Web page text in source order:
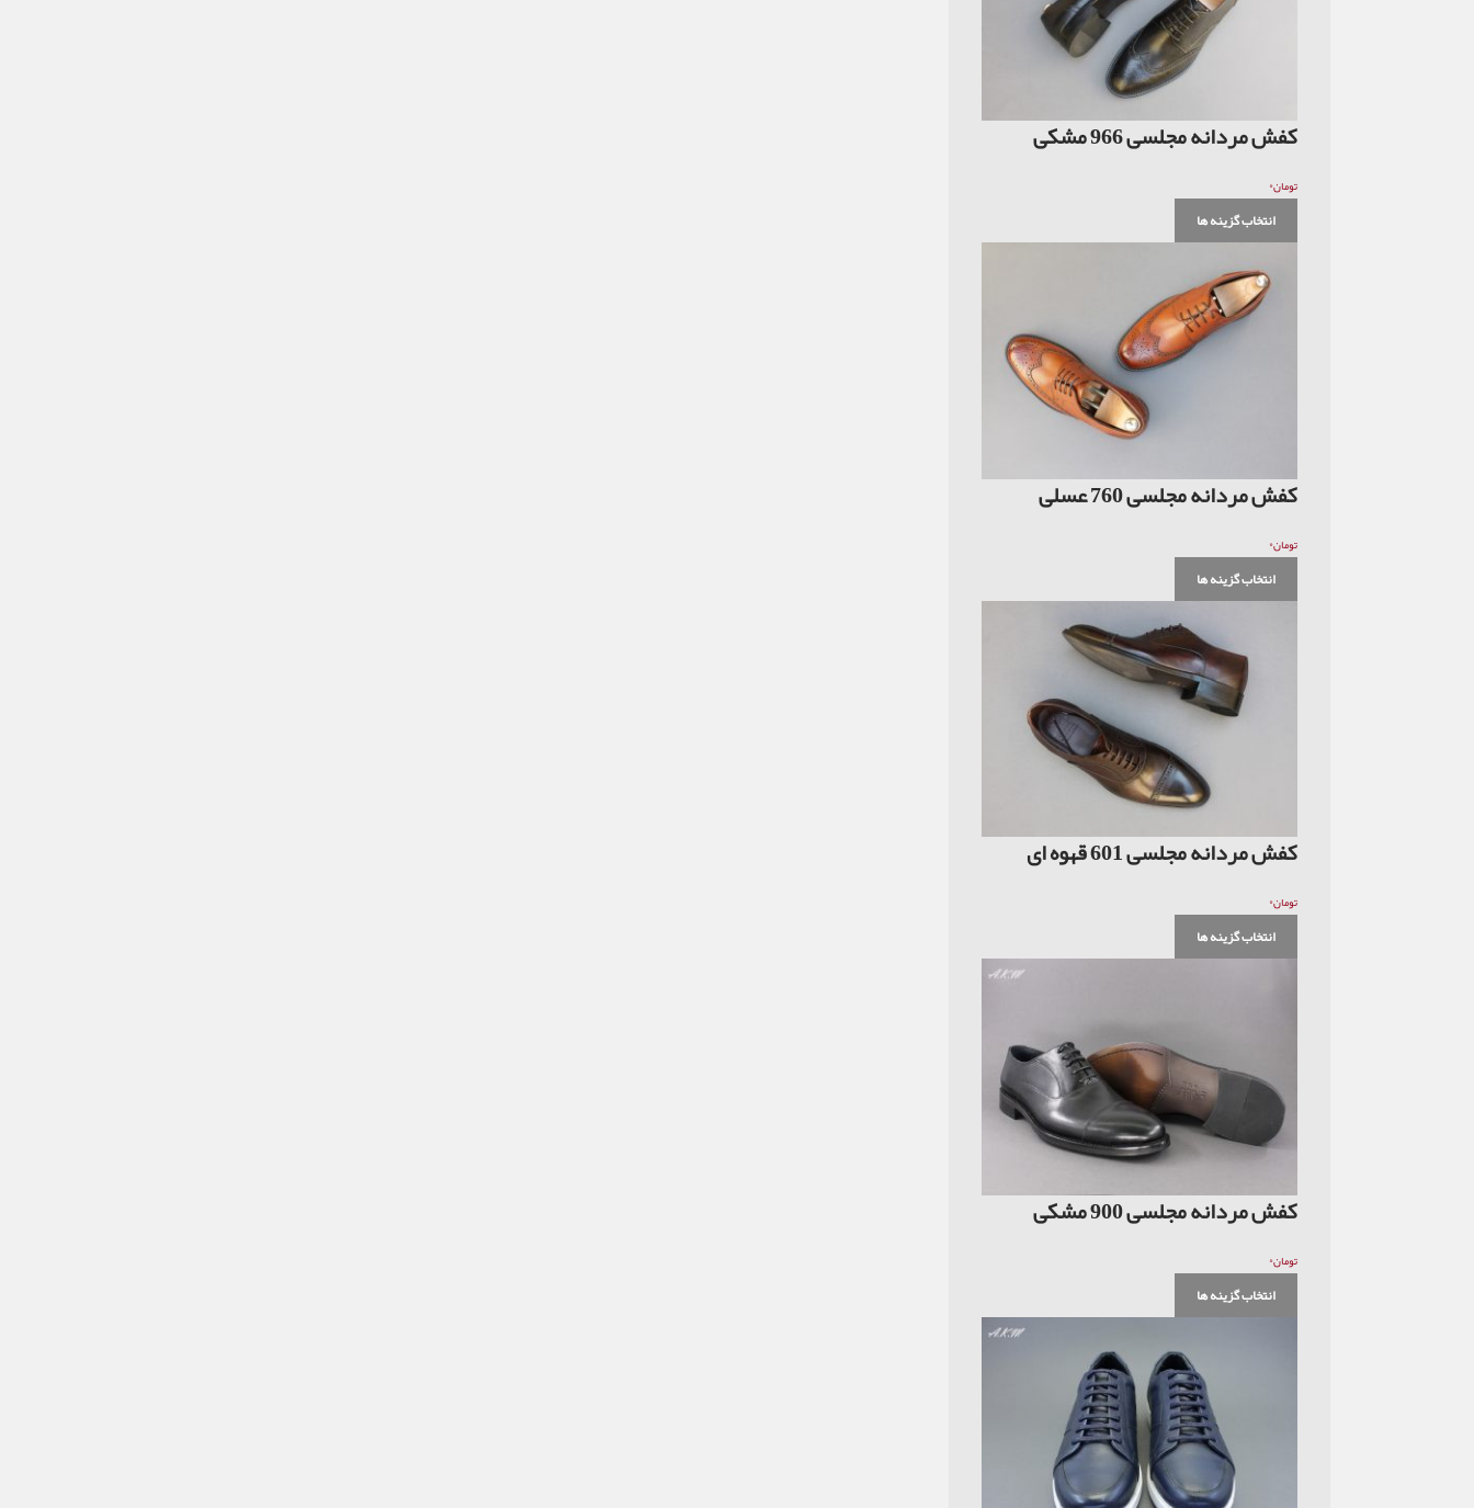
کفش مردانه مجلسی 966 مشکی
تومان۰
انتخاب گزینه ها
کفش مردانه مجلسی 760 عسلی
تومان۰
انتخاب گزینه ها
کفش مردانه مجلسی 601 قهوه ای
تومان۰
انتخاب گزینه ها
کفش مردانه مجلسی 900 مشکی
تومان۰
انتخاب گزینه ها